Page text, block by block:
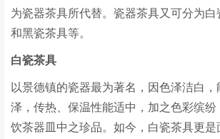
为瓷器茶具所代替。瓷器茶具又可分为
和黑瓷茶具等。
白瓷茶具
以景德镇的瓷器最为著名，因色泽洁白
泽，传热、保温性能适中，加之色彩缤
饮茶器皿中之珍品。如今，白瓷茶具更是